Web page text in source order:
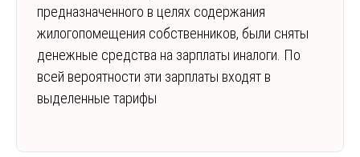
предназначенного в целях содержания
жилогопомещения собственников, были сняты
денежные средства на зарплаты иналоги. По
всей вероятности эти зарплаты входят в
выделенные тарифы